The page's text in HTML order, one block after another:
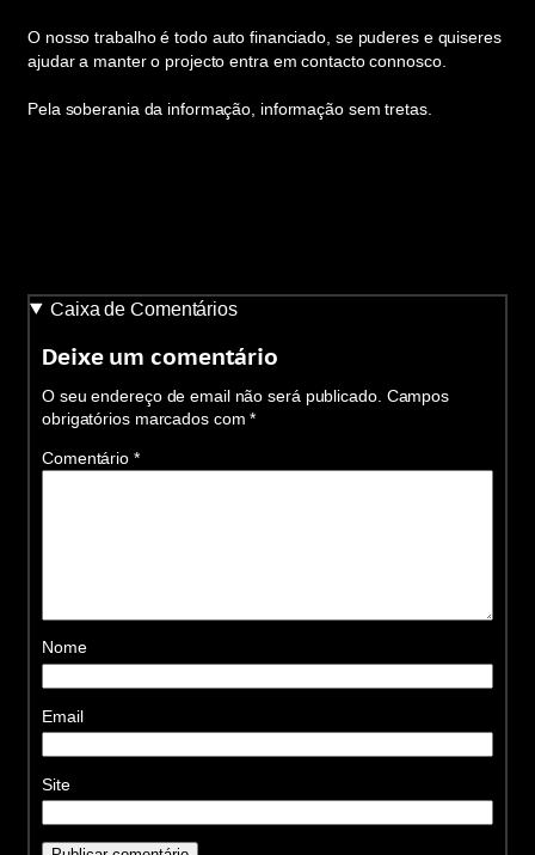
O nosso trabalho é todo auto financiado, se puderes e quiseres
ajudar a manter o projecto entra em contacto connosco.
Pela soberania da informação, informação sem tretas.
Caixa de Comentários
Deixe um comentário
O seu endereço de email não será publicado. Campos
obrigatórios marcados com*
Comentário *
Nome
Email
Site